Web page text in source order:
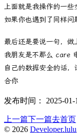
上面就是我操作的一些
如果你也遇到了同样问
最后还是要说一句，
我朋友是不那么 care
自己的数据安全的话
合你
发布时间： 2025-01-
上一篇下一篇去首页
© 2026 Developer.lulu